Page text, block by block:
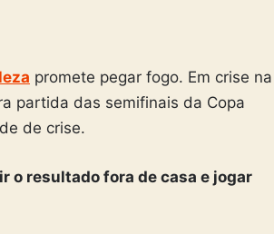
promete pegar fogo. Em crise na
partida das semifinais da Copa
de crise.
o resultado fora de casa e jogar